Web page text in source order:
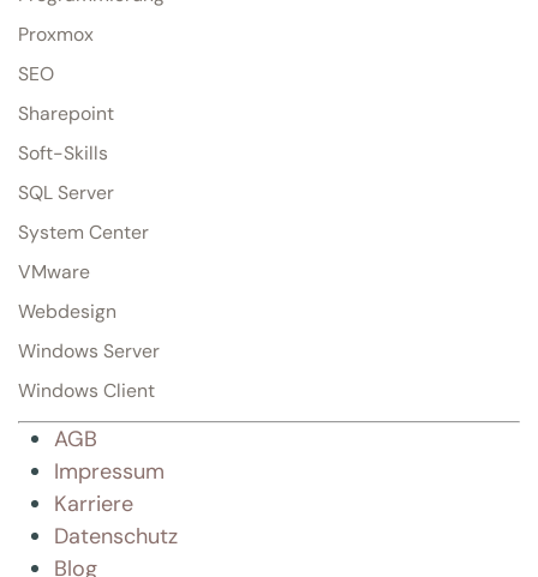
Proxmox
SEO
Sharepoint
Soft-Skills
SQL Server
System Center
VMware
Webdesign
Windows Server
Windows Client
AGB
Impressum
Karriere
Datenschutz
Blog